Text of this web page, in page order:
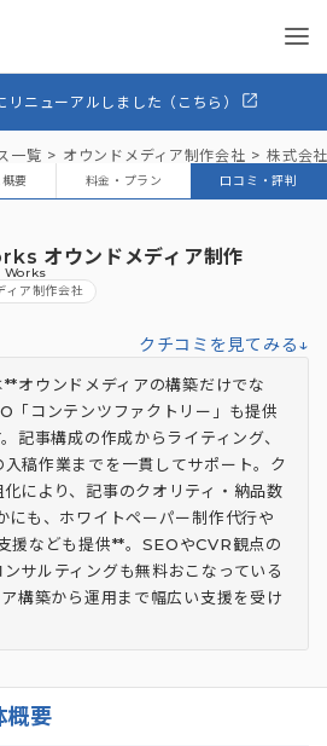
ニューアルしました（こちら）
一覧 オウンドメディア制作会社 株式会
要 料金・プラン 口コミ・評判
オウンドメディア制作
Works
ィア制作会社
クチコミを見てみる↓
オウンドメディアの構築だけでな
「コンテンツファクトリー」も提供
記事構成の作成からライティング、
稿作業までを一貫してサポート。ク
により、記事のクオリティ・納品数
にも、ホワイトペーパー制作代行や
援なども提供**。SEOやCVR観点の
サルティングも無料おこなっている
構築から運用まで幅広い支援を受け
概要